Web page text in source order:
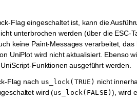
Flag eingeschaltet ist, kann die
unterbrochen werden (über die ESC-
keine Paint-Messages verarbeitet, das
UniPlot wird nicht aktualisiert. Ebenso
Funktionen ausgeführt werden.
Flag nach us_lock(TRUE) nicht
wird (us_lock(FALSE) ), wird